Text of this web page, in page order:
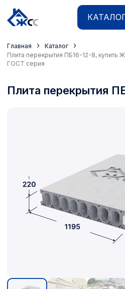
Главная › Каталог ›
Плита перекрытия ПБ16-12-8, купить
ГОСТ серия
Плита перекрытия